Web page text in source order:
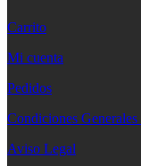
Carrito
Mi cuenta
Pedidos
Condiciones Generales
Aviso Legal